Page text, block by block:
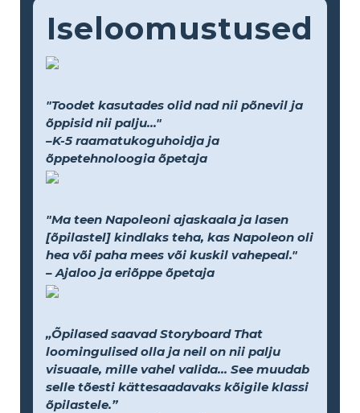
Iseloomustused
"Toodet kasutades olid nad nii põnevil ja
õppisid nii palju..."
–K-5 raamatukoguhoidja ja
õppetehnoloogia õpetaja
"Ma teen Napoleoni ajaskaala ja lasen
[õpilastel] kindlaks teha, kas Napoleon oli
hea või paha mees või kuskil vahepeal."
– Ajaloo ja eriõppe õpetaja
„Õpilased saavad Storyboard That
loomingulised olla ja neil on nii palju
visuaale, mille vahel valida... See muudab
selle tõesti kättesaadavaks kõigile klassi
õpilastele.”